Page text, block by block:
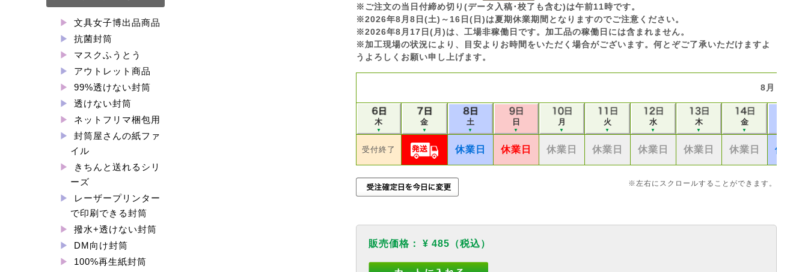
文具女子博出品商品
抗菌封筒
マスクふうとう
アウトレット商品
99%透けない封筒
透けない封筒
ネットフリマ梱包用
封筒屋さんの紙ファ
イル
きちんと送れるシリ
ーズ
レーザープリンター
で印刷できる封筒
撥水+透けない封筒
DM向け封筒
100%再生紙封筒
※ご注文の当日付締め切り(データ入稿･校了も含む)は午前11時です。
※2026年8月8日(土)～16日(日)は夏期休業期間となりますのでご注意ください。
※2026年8月17日(月)は、工場非稼働日です。加工品の稼働日には含まれません。
※加工現場の状況により、目安よりお時間をいただく場合がございます。何とぞご了承いただけますよ
うよろしくお願い申し上げます。
8月
木
▼
金
▼
土
▼
日
▼
月
▼
火
▼
水
▼
木
▼
金
▼
受付終了 休業日 休業日 休業日 休業日 休業日 休業日 休業日 休業日
※左右にスクロールすることができます。
販売価格： ¥ 485 （税込）